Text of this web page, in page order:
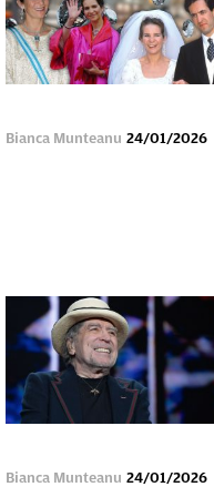
Bianca Munteanu 24/01/2026
Bianca Munteanu 24/01/2026